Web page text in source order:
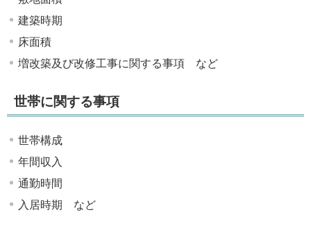
建築時期
床面積
増改築及び改修工事に関する事項 など
世帯に関する事項
世帯構成
年間収入
通勤時間
入居時期 など